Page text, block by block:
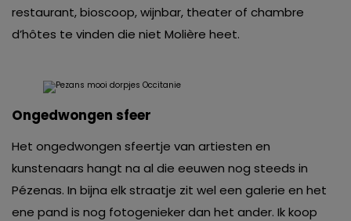
restaurant, bioscoop, wijnbar, theater of chambre
d’hôtes te vinden die niet Molière heet.
Ongedwongen sfeer
Het ongedwongen sfeertje van artiesten en
kunstenaars hangt na al die eeuwen nog steeds in
Pézenas. In bijna elk straatje zit wel een galerie en het
ene pand is nog fotogenieker dan het ander. Ik koop